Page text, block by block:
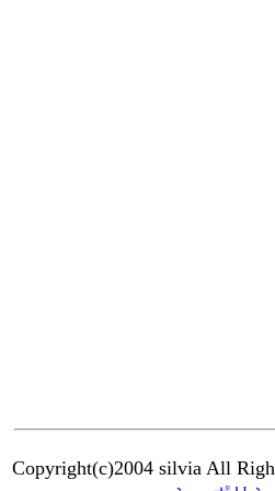
Copyright(c)2004 silvia All